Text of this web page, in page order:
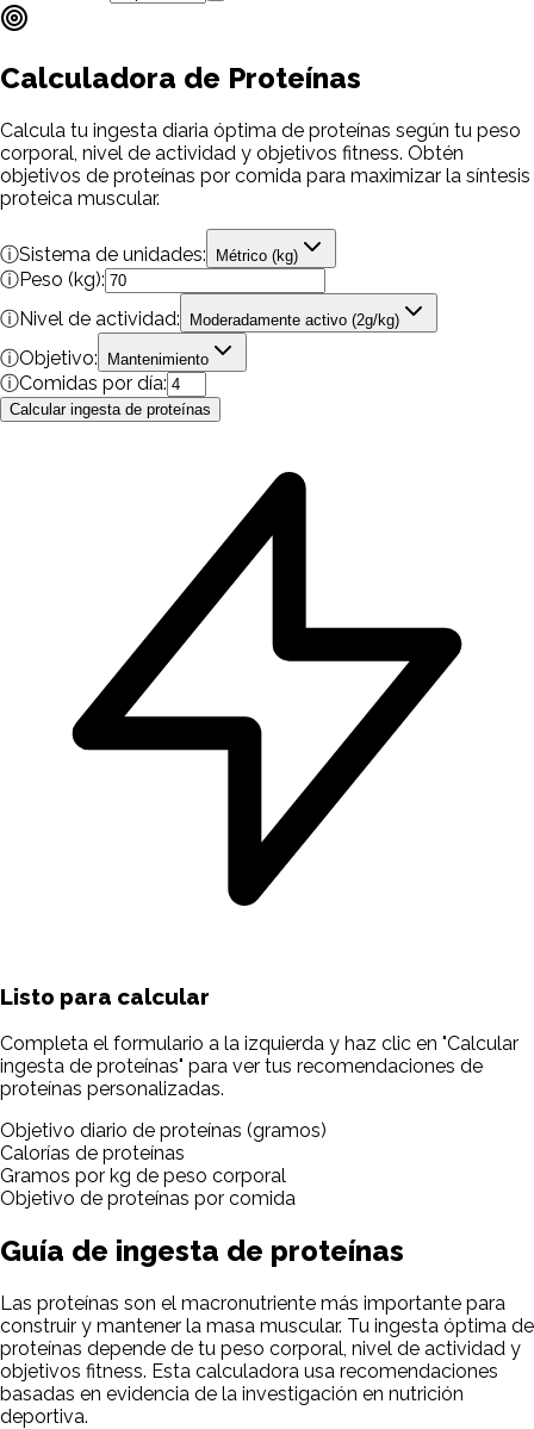
Calculadora de Proteínas
Calcula tu ingesta diaria óptima de proteínas según tu peso
corporal, nivel de actividad y objetivos fitness. Obtén
objetivos de proteínas por comida para maximizar la síntesis
proteica muscular.
ⓘSistema de unidades: Métrico (kg)
ⓘPeso (kg):
ⓘNivel de actividad: Moderadamente activo (2g/kg)
ⓘObjetivo: Mantenimiento
ⓘComidas por día:
Calcular ingesta de proteínas
Listo para calcular
Completa el formulario a la izquierda y haz clic en "Calcular
ingesta de proteínas" para ver tus recomendaciones de
proteínas personalizadas.
Objetivo diario de proteínas (gramos)
Calorías de proteínas
Gramos por kg de peso corporal
Objetivo de proteínas por comida
Guía de ingesta de proteínas
Las proteínas son el macronutriente más importante para
construir y mantener la masa muscular. Tu ingesta óptima de
proteínas depende de tu peso corporal, nivel de actividad y
objetivos fitness. Esta calculadora usa recomendaciones
basadas en evidencia de la investigación en nutrición
deportiva.